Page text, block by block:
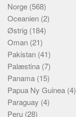
Norge (568)
Oceanien (2)
Østrig (184)
Oman (21)
Pakistan (41)
Palæstina (7)
Panama (15)
Papua Ny Guinea (4)
Paraguay (4)
Peru (28)